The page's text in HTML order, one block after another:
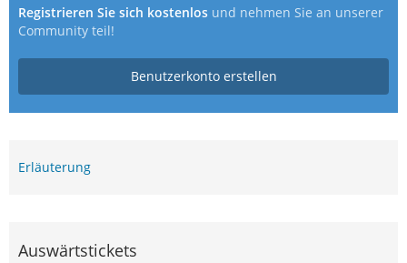
Registrieren Sie sich kostenlos und nehmen Sie an unserer
Community teil!
Benutzerkonto erstellen
Erläuterung
Auswärtstickets